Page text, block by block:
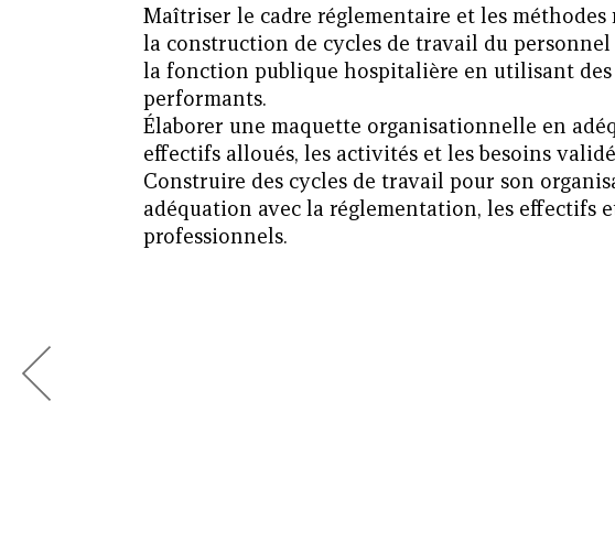
Maîtriser le cadre réglementaire et les méthodes
la construction de cycles de travail du
la fonction publique hospitalière en utilisant
performants.
Élaborer une maquette organisationnelle en
effectifs alloués, les activités et les besoins
Construire des cycles de travail pour son
adéquation avec la réglementation, les effectifs
professionnels.